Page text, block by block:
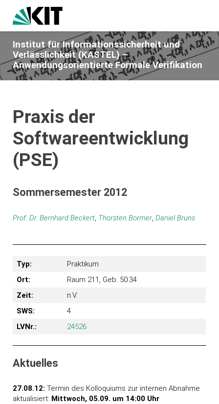
Institut für Informationssicherheit und
Verlässlichkeit (KASTEL) –
Anwendungsorientierte Formale Verifikation
Praxis der
Softwareentwicklung
(PSE)
Sommersemester 2012
Prof. Dr. Bernhard Beckert, Thorsten Bormer,Daniel Bruns
Typ:
Praktikum
Ort:
Raum 211, Geb. 50.34
Zeit:
n.V.
SWS:
4
LVNr.:
24526
Aktuelles
27.08.12: Termin des Kolloquiums zur internen Abnahme
aktualisiert: Mittwoch, 05.09. um 14:00 Uhr